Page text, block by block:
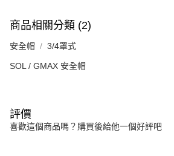
商品相關分類 (2)
安全帽 3/4罩式
SOL / GMAX 安全帽
評價
喜歡這個商品嗎？購買後給他一個好評吧